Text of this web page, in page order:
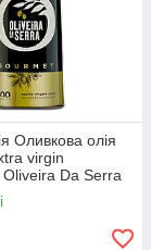
Оливкова олія
virgin
Da Serra